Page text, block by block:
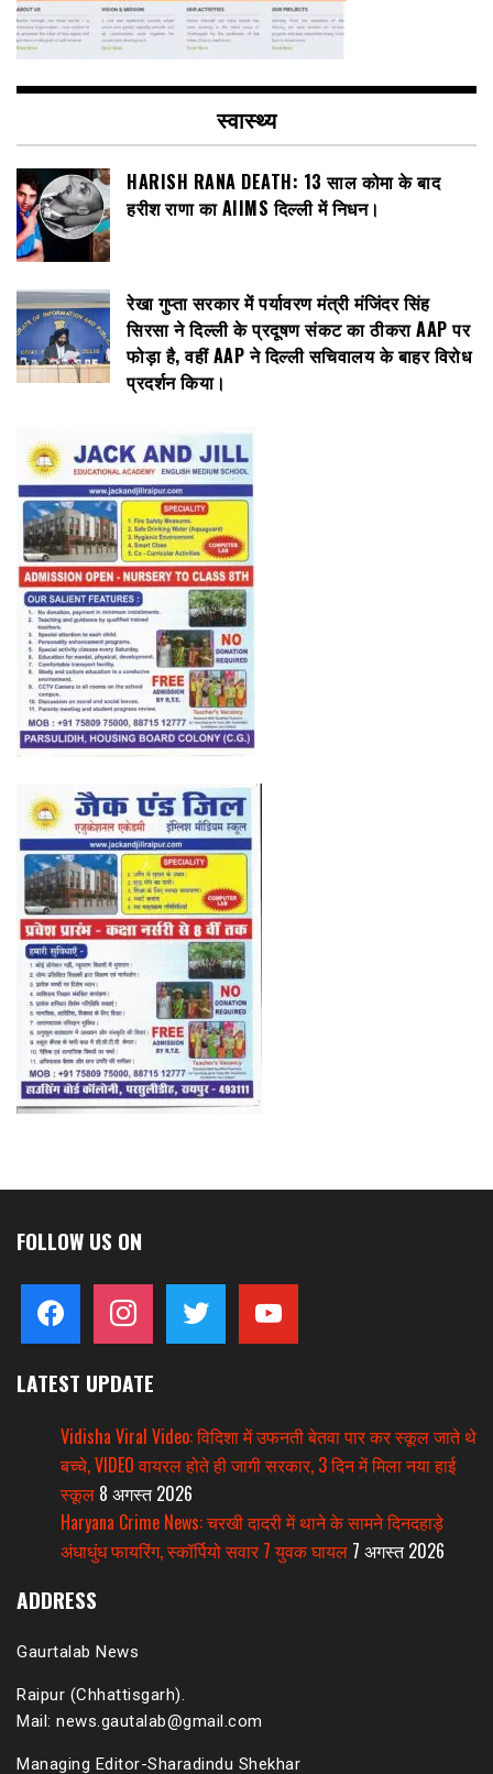
स्वास्थ्य
HARISH RANA DEATH: 13 साल कोमा के बाद
हरीश राणा का AIIMS दिल्ली में निधन।
रेखा गुप्ता सरकार में पर्यावरण मंत्री मंजिंदर सिंह
सिरसा ने दिल्ली के प्रदूषण संकट का ठीकरा AAP पर
फोड़ा है, वहीं AAP ने दिल्ली सचिवालय के बाहर विरोध
प्रदर्शन किया।
FOLLOW US ON
facebook instagram twitter youtube
LATEST UPDATE
Vidisha Viral Video: विदिशा में उफनती बेतवा पार कर स्कूल जाते थे
बच्चे, VIDEO वायरल होते ही जागी सरकार, 3 दिन में मिला नया हाई
स्कूल 8 अगस्त 2026
Haryana Crime News: चरखी दादरी में थाने के सामने दिनदहाड़े
अंधाधुंध फायरिंग, स्कॉर्पियो सवार 7 युवक घायल 7 अगस्त 2026
ADDRESS
Gaurtalab News
Raipur (Chhattisgarh).
Mail: news.gautalab@gmail.com
Managing Editor-Sharadindu Shekhar